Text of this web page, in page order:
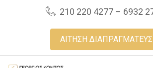
210 220 4277 – 6932
ΑΙΤΗΣΗ